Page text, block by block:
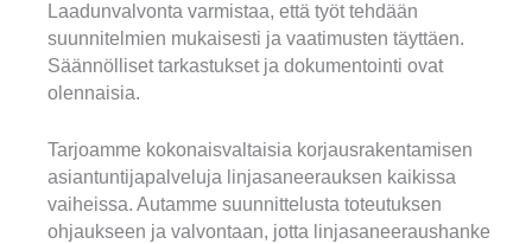
Laadunvalvonta varmistaa, että työt tehdään
suunnitelmien mukaisesti ja vaatimusten täyttäen.
Säännölliset tarkastukset ja dokumentointi ovat
olennaisia.
Tarjoamme kokonaisvaltaisia korjausrakentamisen
asiantuntijapalveluja linjasaneerauksen kaikissa
vaiheissa. Autamme suunnittelusta toteutuksen
ohjaukseen ja valvontaan, jotta linjasaneeraushanke